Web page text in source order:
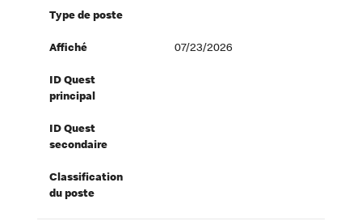
Type de poste
Affiché 07/23/2026
ID Quest
principal
ID Quest
secondaire
Classification
du poste